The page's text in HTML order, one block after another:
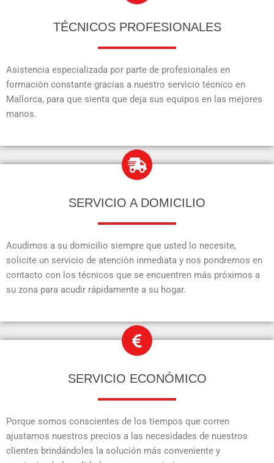
TÉCNICOS PROFESIONALES
Asistencia especializada por parte de profesionales en
formación constante gracias a nuestro servicio técnico en
Mallorca, para que sienta que deja sus equipos en las mejores
manos.
SERVICIO A DOMICILIO
Acudimos a su domicilio siempre que usted lo necesite,
solicite un servicio de atención inmediata y nos pondremos en
contacto con los técnicos que se encuentren más próximos a
su zona para acudir rápidamente a su hogar.
SERVICIO ECONÓMICO
Porque somos conscientes de los tiempos que corren
ajustamos nuestros precios a las necesidades de nuestros
clientes brindándoles la solución más conveniente y